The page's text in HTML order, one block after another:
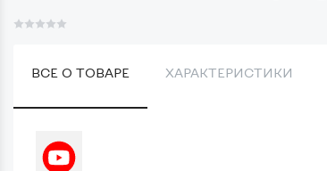
ВСЕ О ТОВАРЕ ХАРАКТЕРИСТИКИ